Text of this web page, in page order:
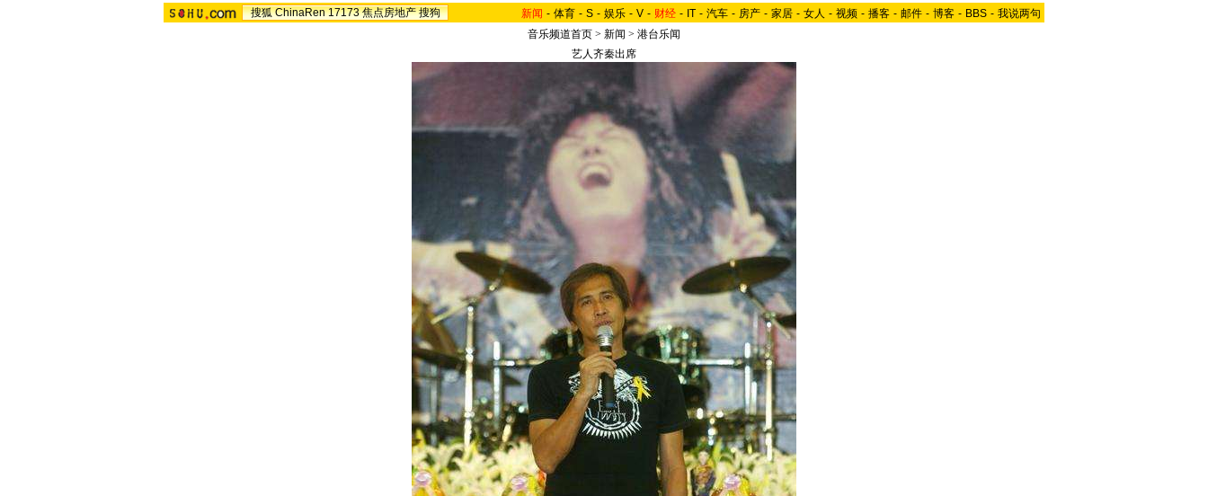
搜狐 ChinaRen 17173 焦点房地产 搜狗 新闻 - 体育 - S - 娱乐 - V - 财经 - IT - 汽车 - 房产 - 家居 - 女人 - 视频 - 播客 - 邮件 - 博客 - BBS - 我说两句
音乐频道首页 > 新闻 > 港台乐闻
艺人齐秦出席